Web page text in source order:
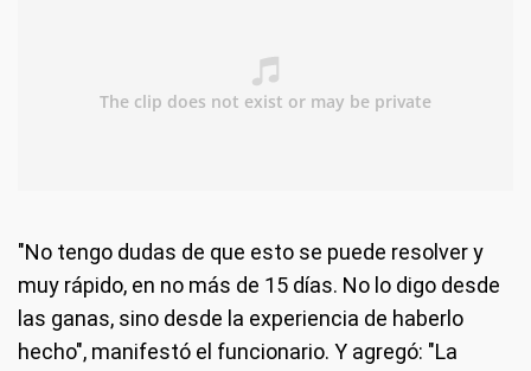
"No tengo dudas de que esto se puede resolver y
muy rápido, en no más de 15 días. No lo digo desde
las ganas, sino desde la experiencia de haberlo
hecho", manifestó el funcionario. Y agregó: "La